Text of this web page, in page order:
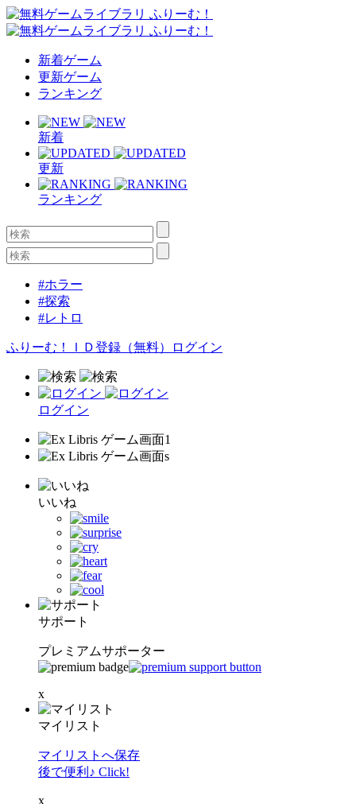
新着ゲーム
更新ゲーム
ランキング
新着
更新
ランキング
#ホラー
#探索
#レトロ
ふりーむ！ＩＤ登録（無料） ログイン
ログイン
いいね
サポート
プレミアムサポーター
x
マイリスト
マイリストへ保存
後で便利♪ Click!
x